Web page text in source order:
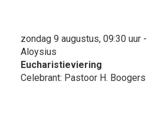
zondag 9 augustus, 09:30 uur -
Aloysius
Eucharistieviering
Celebrant: Pastoor H. Boogers